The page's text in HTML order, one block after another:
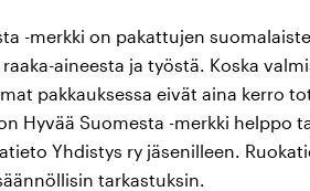
-merkki on pakattujen
aineesta ja työstä. Koska
pakkauksessa eivät aina kerro
Hyvää Suomesta -merkki helppo
Yhdistys ry jäsenilleen.
tarkastuksin.